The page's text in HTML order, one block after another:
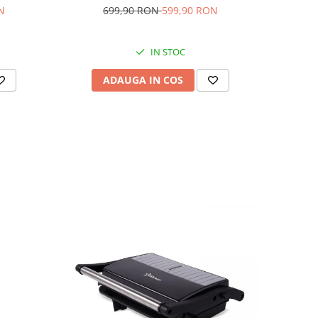
699,90 RON599,90 RON
IN STOC
ADAUGA IN COS